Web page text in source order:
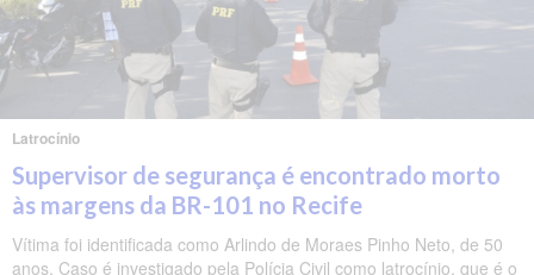
Latrocínio
Supervisor de segurança é encontrado morto
às margens da BR-101 no Recife
Vítima foi identificada como Arlindo de Moraes Pinho Neto, de 50
anos. Caso é investigado pela Polícia Civil como latrocínio, que é o